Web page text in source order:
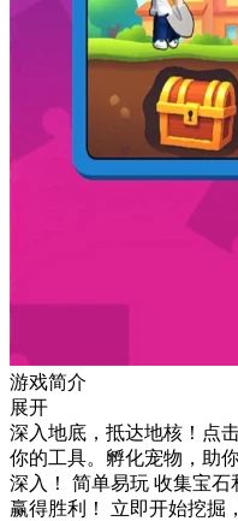
游戏简介
展开
深入地底，抵达地核！点
你的工具。孵化宠物，助
深入！ 简单易玩 收集宝石
赢得胜利！ 立即开始挖掘